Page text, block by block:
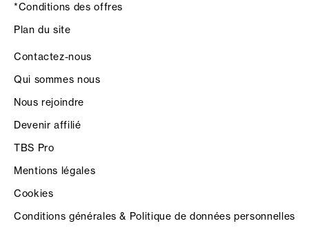
*Conditions des offres
Plan du site
Contactez-nous
Qui sommes nous
Nous rejoindre
Devenir affilié
TBS Pro
Mentions légales
Cookies
Conditions générales & Politique de données personnelles